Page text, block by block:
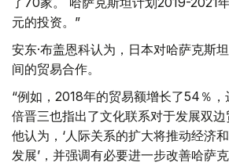
元的投资。”
安东·布盖恩科认为，日本对哈萨克斯
间的贸易合作。
“例如，2018年的贸易额增长了54％
倍晋三也指出了文化联系对于发展双边
他认为，‘人际关系的扩大将推动经济
发展’，并强调有必要进一步改善哈萨